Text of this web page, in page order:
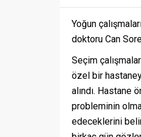
Yoğun
doktoru Can
Seçim
özel bir
alındı. Hastane
probleminin
edeceklerini